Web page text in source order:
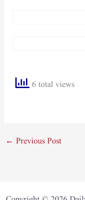
6 total views
← Previous Post